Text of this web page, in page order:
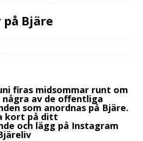
Bjäre
firas midsommar runt om
några av de offentliga
som anordnas på Bjäre.
kort på ditt
och lägg på Instagram